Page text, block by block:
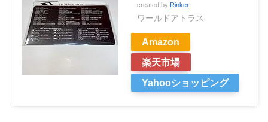
created by Rinker
ワールドアトラス
Amazon
楽天市場
Yahooショッピング